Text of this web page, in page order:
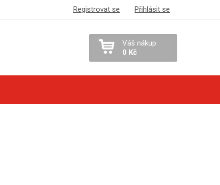
Registrovat se Přihlásit se
Váš nákup
0 Kč